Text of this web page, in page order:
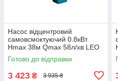
Насос відцентровий
самовсмоктуючий 0.8кВт
Hmax 38м Qmax 58л/хв LEO
EKJ-802I (775346)
Готово до відправки
3 423 ₴ 3 935 ₴